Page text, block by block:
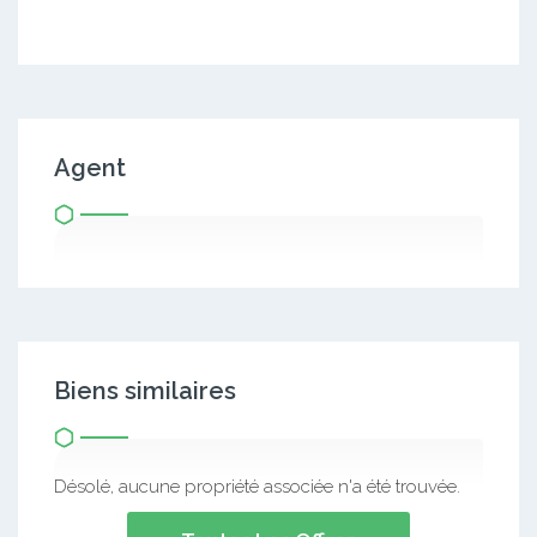
Agent
Biens similaires
Désolé, aucune propriété associée n'a été trouvée.